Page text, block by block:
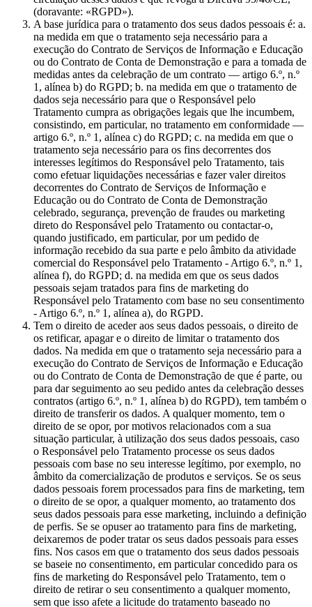
(doravante: «RGPD»).
A base jurídica para o tratamento dos seus dados pessoais é: a.
na medida em que o tratamento seja necessário para a
execução do Contrato de Serviços de Informação e Educação
ou do Contrato de Conta de Demonstração e para a tomada de
medidas antes da celebração de um contrato — artigo 6.º, n.º
1, alínea b) do RGPD; b. na medida em que o tratamento de
dados seja necessário para que o Responsável pelo
Tratamento cumpra as obrigações legais que lhe incumbem,
consistindo, em particular, no tratamento em conformidade —
artigo 6.º, n.º 1, alínea c) do RGPD; c. na medida em que o
tratamento seja necessário para os fins decorrentes dos
interesses legítimos do Responsável pelo Tratamento, tais
como efetuar liquidações necessárias e fazer valer direitos
decorrentes do Contrato de Serviços de Informação e
Educação ou do Contrato de Conta de Demonstração
celebrado, segurança, prevenção de fraudes ou marketing
direto do Responsável pelo Tratamento ou contactar-o,
quando justificado, em particular, por um pedido de
informação recebido da sua parte e pelo âmbito da atividade
comercial do Responsável pelo Tratamento - Artigo 6.º, n.º 1,
alínea f), do RGPD; d. na medida em que os seus dados
pessoais sejam tratados para fins de marketing do
Responsável pelo Tratamento com base no seu consentimento
- Artigo 6.º, n.º 1, alínea a), do RGPD.
Tem o direito de aceder aos seus dados pessoais, o direito de
os retificar, apagar e o direito de limitar o tratamento dos
dados. Na medida em que o tratamento seja necessário para a
execução do Contrato de Serviços de Informação e Educação
ou do Contrato de Conta de Demonstração de que é parte, ou
para dar seguimento ao seu pedido antes da celebração desses
contratos (artigo 6.º, n.º 1, alínea b) do RGPD), tem também o
direito de transferir os dados. A qualquer momento, tem o
direito de se opor, por motivos relacionados com a sua
situação particular, à utilização dos seus dados pessoais, caso
o Responsável pelo Tratamento processe os seus dados
pessoais com base no seu interesse legítimo, por exemplo, no
âmbito da comercialização de produtos e serviços. Se os seus
dados pessoais forem processados para fins de marketing, tem
o direito de se opor, a qualquer momento, ao tratamento dos
seus dados pessoais para esse marketing, incluindo a definição
de perfis. Se se opuser ao tratamento para fins de marketing,
deixaremos de poder tratar os seus dados pessoais para esses
fins. Nos casos em que o tratamento dos seus dados pessoais
se baseie no consentimento, em particular concedido para os
fins de marketing do Responsável pelo Tratamento, tem o
direito de retirar o seu consentimento a qualquer momento,
sem que isso afete a licitude do tratamento baseado no